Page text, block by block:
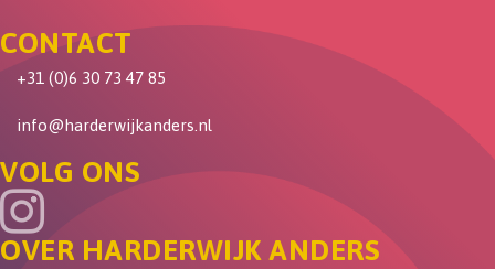
CONTACT
+31 (0)6 30 73 47 85
info@harderwijkanders.nl
VOLG ONS
OVER HARDERWIJK ANDERS